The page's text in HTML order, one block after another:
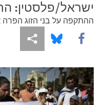
ישראל/פלסטין:
ההתקפה על בני הזוג
Share this via Facebook
this via Bluesky
options